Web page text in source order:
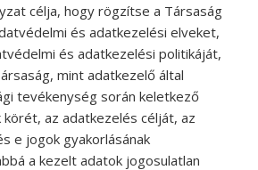
célja, hogy rögzítse a Társaság
és adatkezelési elveket,
és adatkezelési politikáját,
mint adatkezelő által
tevékenység során keletkező
az adatkezelés célját, az
e jogok gyakorlásának
a kezelt adatok jogosulatlan